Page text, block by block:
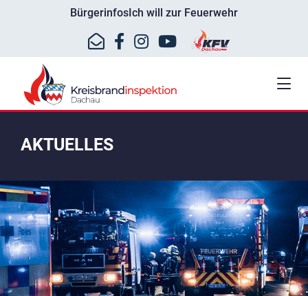
BürgerinfosIch will zur Feuerwehr
AKTUELLES